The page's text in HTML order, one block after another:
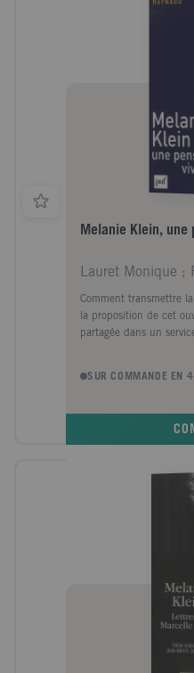
Melanie Klein, une
Lauret Monique ;
Comment transmettre
la proposition de cet
partagée dans un
SUR COMMANDE EN